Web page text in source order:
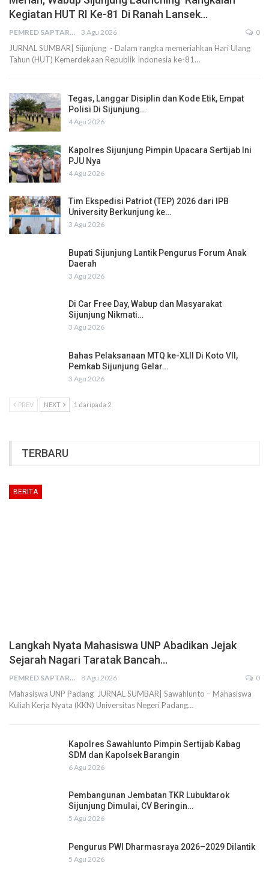
Kegiatan HUT RI Ke-81 Di Ranah Lansek…
PEMRED SAPTARIUS 3 Agu 2026 0
JURNAL SUMBAR| Sijunjung - Dalam rangka memeriahkan Hari Ulang
Tahun (HUT) Kemerdekaan Republik Indonesia ke-81…
Tegas, Langgar Disiplin dan Kode Etik, Empat
Polisi Di Sijunjung…
4 Agu 2026
Kapolres Sijunjung Pimpin Upacara Sertijab Ini
PJU Nya
4 Agu 2026
Tim Ekspedisi Patriot (TEP) 2026 dari IPB
University Berkunjung ke…
3 Agu 2026
Bupati Sijunjung Lantik Pengurus Forum Anak
Daerah
3 Agu 2026
Di Car Free Day, Wabup dan Masyarakat
Sijunjung Nikmati…
3 Agu 2026
Bahas Pelaksanaan MTQ ke-XLII Di Koto VII,
Pemkab Sijunjung Gelar…
3 Agu 2026
PREV NEXT 1 daripada 2
TERBARU
BERITA
Langkah Nyata Mahasiswa UNP Abadikan Jejak
Sejarah Nagari Taratak Bancah…
PEMRED SAPTARIUS 8 Agu 2026 0
Mahasiswa UNP Padang JURNAL SUMBAR| Sawahlunto – Mahasiswa
Kuliah Kerja Nyata (KKN) Universitas Negeri Padang…
Kapolres Sawahlunto Pimpin Sertijab Kabag
SDM dan Kapolsek Barangin
6 Agu 2026
Pembangunan Jembatan TKR Lubuktarok
Sijunjung Dimulai, CV Beringin…
5 Agu 2026
Pengurus PWI Dharmasraya 2026–2029 Dilantik
5 Agu 2026